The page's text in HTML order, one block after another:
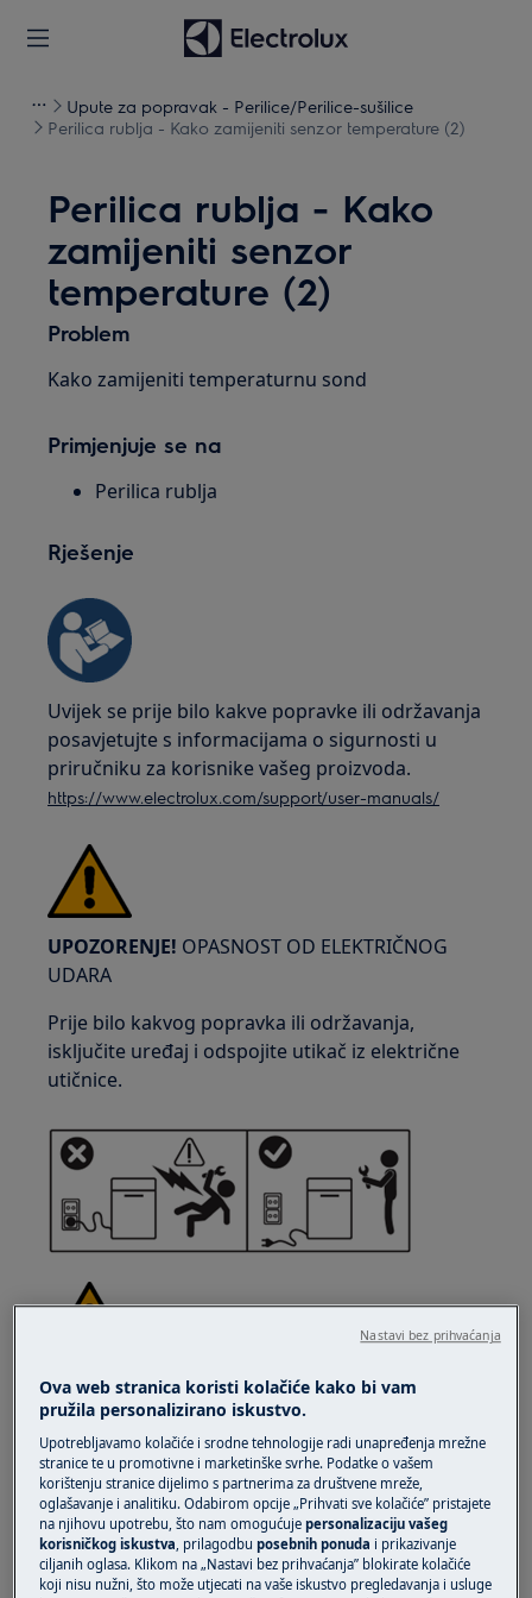
Upute za popravak - Perilice/Perilice-sušilice
Perilica rublja - Kako zamijeniti senzor temperature (2)
Perilica rublja - Kako
zamijeniti senzor
temperature (2)
Problem
Kako zamijeniti temperaturnu sond
Primjenjuje se na
Perilica rublja
Rješenje
Uvijek se prije bilo kakve popravke ili održavanja
posavjetujte s informacijama o sigurnosti u
priručniku za korisnike vašeg proizvoda.
https://www.electrolux.com/support/user-manuals/
UPOZORENJE! OPASNOST OD ELEKTRIČNOG
UDARA
Prije bilo kakvog popravka ili održavanja,
isključite uređaj i odspojite utikač iz električne
utičnice.
UPOZORENJE!OPASNOST OD OZLJEDE
Uvijek budite oprezni prilikom premještanja
uređaja. Za teške uređaje najsigurnije je da ih
Ova web stranica koristi kolačiće kako bi vam
pružila personalizirano iskustvo.
Upotrebljavamo kolačiće i srodne tehnologije radi unapređenja mrežne
stranice te u promotivne i marketinške svrhe. Podatke o vašem
korištenju stranice dijelimo s partnerima za društvene mreže,
oglašavanje i analitiku. Odabirom opcije „Prihvati sve kolačiće” pristajete
na njihovu upotrebu, što nam omogućujepersonalizaciju vašeg
korisničkog iskustva, prilagodbuposebnih ponuda i prikazivanje
ciljanih oglasa. Klikom na „Nastavi bez prihvaćanja” blokirate kolačiće
koji nisu nužni, što može utjecati na vaše iskustvo pregledavanja i usluge
Nastavi bez prihvaćanja